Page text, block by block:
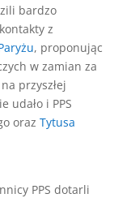
bardzo
z
, proponując
w zamian za
przyszłej
udało i PPS
oraz Tytusa
PPS dotarli